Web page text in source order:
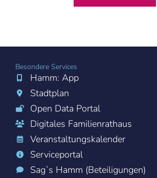
Besondere Services
Hamm: App
Stadtplan
Open Data Portal
Digitales Familienrathaus
Veranstaltungskalender
Serviceportal
Sag`s Hamm (Beteiligungen)